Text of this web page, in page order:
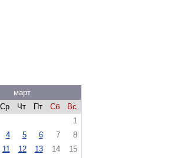
март
Ср Чт Пт Сб
Вс
1
4 5 6 7
8
11 12 13 14
15